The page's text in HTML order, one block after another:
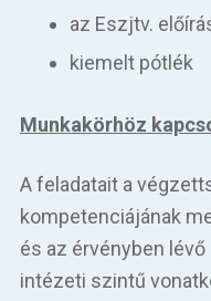
az Eszjtv.
kiemelt pótlék
Munkakörhöz
A feladatait a
kompetenciájának
és az érvényben
intézeti szintű